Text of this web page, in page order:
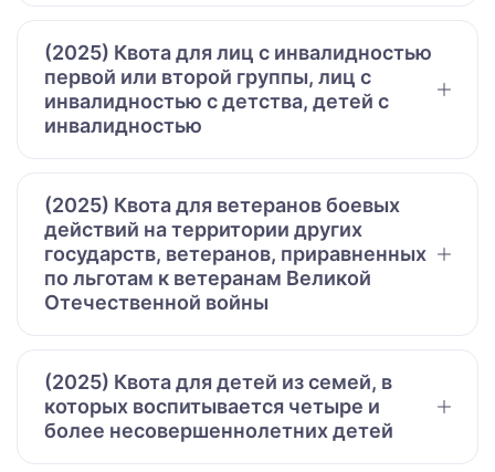
(2025) Квота для лиц с инвалидностью
первой или второй группы, лиц с
инвалидностью с детства, детей с
инвалидностью
(2025) Квота для ветеранов боевых
действий на территории других
государств, ветеранов, приравненных
по льготам к ветеранам Великой
Отечественной войны
(2025) Квота для детей из семей, в
которых воспитывается четыре и
более несовершеннолетних детей